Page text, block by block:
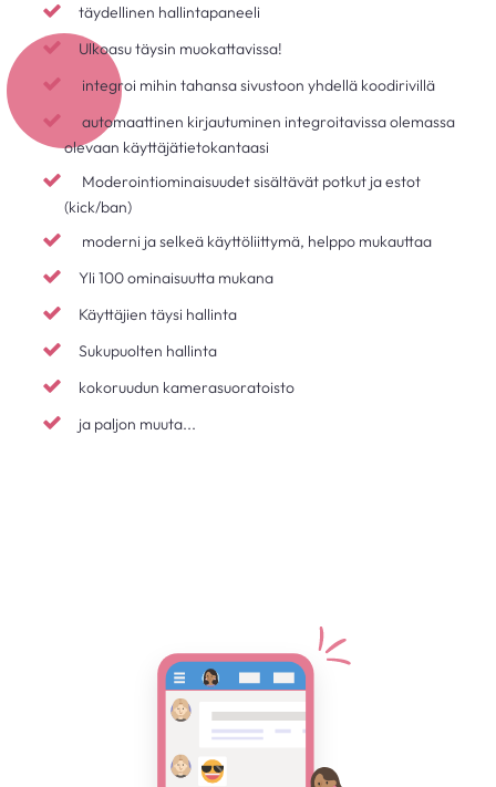
täydellinen hallintapaneeli
Ulkoasu täysin muokattavissa!
integroi mihin tahansa sivustoon yhdellä koodirivillä
automaattinen kirjautuminen integroitavissa olemassa
olevaan käyttäjätietokantaasi
Moderointiominaisuudet sisältävät potkut ja estot
(kick/ban)
moderni ja selkeä käyttöliittymä, helppo mukauttaa
Yli 100 ominaisuutta mukana
Käyttäjien täysi hallinta
Sukupuolten hallinta
kokoruudun kamerasuoratoisto
ja paljon muuta...